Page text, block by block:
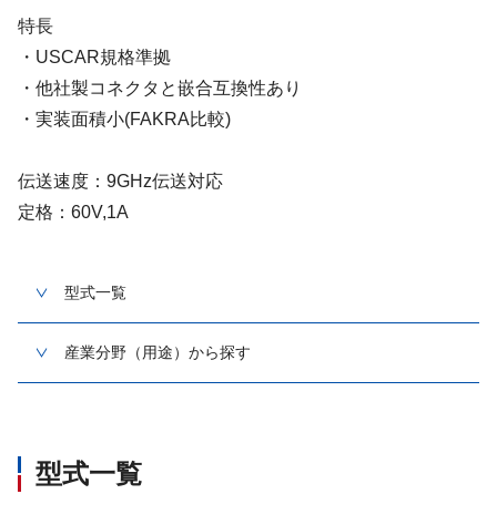
特長
・USCAR規格準拠
・他社製コネクタと嵌合互換性あり
・実装面積小(FAKRA比較)
伝送速度：9GHz伝送対応
定格：60V,1A
型式一覧
産業分野（用途）から探す
型式一覧